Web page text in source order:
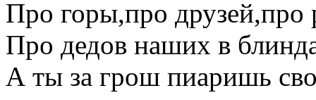
Про горы,про
Про дедов наших в
А ты за грош пиаришь